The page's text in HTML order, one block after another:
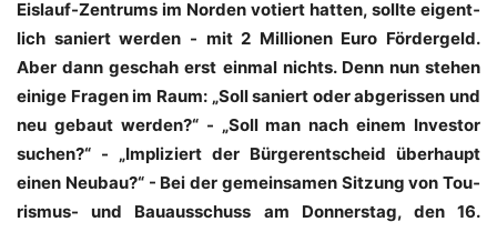
Eis­lauf-Zen­trums im Nor­den votiert hat­ten, soll­te eigent­
lich saniert wer­den - mit 2 Mil­lio­nen Euro För­der­geld.
Aber dann geschah erst ein­mal nichts. Denn nun ste­hen
eini­ge Fra­gen im Raum: „Soll saniert oder abge­ris­sen und
neu gebaut wer­den?“ - „Soll man nach einem Inves­tor
suchen?“ - „Impli­ziert der Bür­ger­ent­scheid über­haupt
einen Neu­bau?“ - Bei der gemein­sa­men Sit­zung von Tou­
ris­mus- und Bau­aus­schuss am Don­ners­tag, den 16.